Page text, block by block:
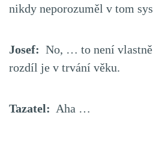
nikdy neporozuměl v tom
Josef: No, … to není
rozdíl je v trvání věku.
Tazatel: Aha …